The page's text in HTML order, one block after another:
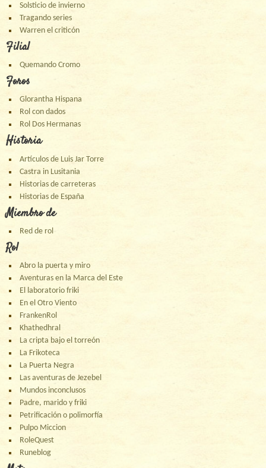
Solsticio de invierno
Tragando series
Warren el criticón
Filial
Quemando Cromo
Foros
Glorantha Hispana
Rol con dados
Rol Dos Hermanas
Historia
Artículos de Luis Jar Torre
Castra in Lusitania
Historias de carreteras
Historias de España
Miembro de
Red de rol
Rol
Abro la puerta y miro
Aventuras en la Marca del Este
El laboratorio friki
En el Otro Viento
FrankenRol
Khathedhral
La cripta bajo el torreón
La Frikoteca
La Puerta Negra
Las aventuras de Jezebel
Mundos inconclusos
Padre, marido y friki
Petrificación o polimorfía
Pulpo Miccion
RoleQuest
Runeblog